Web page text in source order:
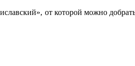
от которой можно